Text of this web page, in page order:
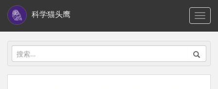
i
科学猫头鹰
搜
索：